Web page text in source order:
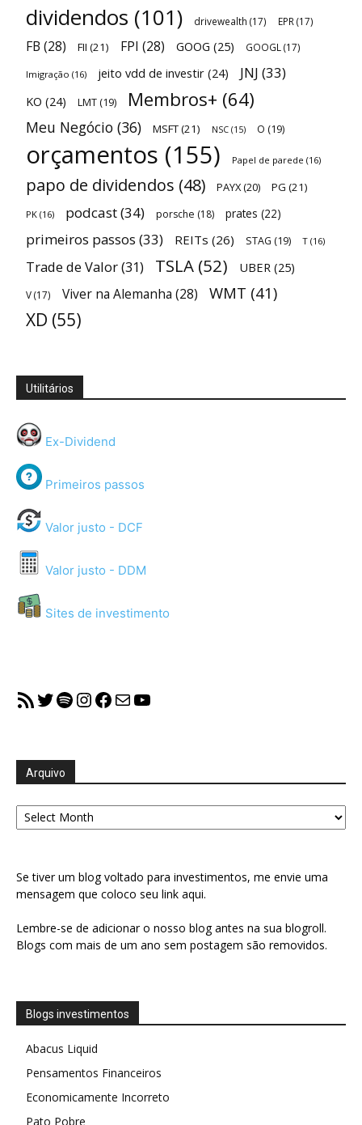
dividendos (101) drivewealth (17) EPR (17)
FB (28) FII (21) FPI (28) GOOG (25) GOOGL (17)
Imigração (16) jeito vdd de investir (24) JNJ (33)
KO (24) LMT (19) Membros+ (64)
Meu Negócio (36) MSFT(21) NSC (15) O (19)
orçamentos (155) Papel de parede (16)
papo de dividendos (48) PAYX(20) PG (21)
PK (16) podcast(34) porsche (18) prates (22)
primeiros passos (33) REITs (26) STAG (19) T (16)
Trade de Valor(31) TSLA (52) UBER (25)
V(17) Viver na Alemanha (28) WMT (41)
XD (55)
Utilitários
Ex-Dividend
Primeiros passos
Valor justo - DCF
Valor justo - DDM
Sites de investimento
RSS FeedTwitter
Spotify
Instagram
Facebook
MailYouTube
Arquivo
Arquivo
Se tiver um blog voltado para investimentos, me envie uma
mensagem que coloco seu link aqui.
Lembre-se de adicionar o nosso blog antes na sua blogroll.
Blogs com mais de um ano sem postagem são removidos.
Blogs investimentos
Abacus Liquid
Pensamentos Financeiros
Economicamente Incorreto
Pato Pobre